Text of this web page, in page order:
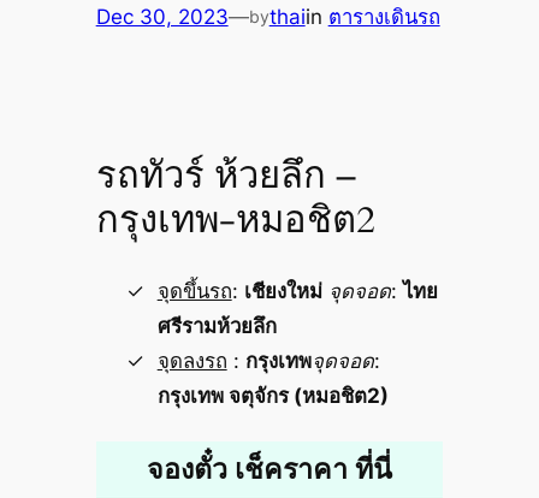
Dec 30, 2023—bythaiin ตารางเดินรถ
รถทัวร์ ห้วยลึก –
กรุงเทพ-หมอชิต2
จุดขึ้นรถ: เชียงใหม่ จุดจอด:ไทย
ศรีรามห้วยลึก
จุดลงรถ : กรุงเทพจุดจอด:
กรุงเทพ จตุจักร (หมอชิต2)
จองตั๋ว เช็คราคา ที่นี่